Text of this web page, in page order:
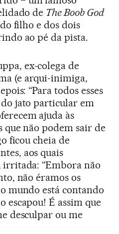
de The Boob God
filho e dos dois
ao pé da pista.
ex-colega de
(e arqui-inimiga,
“Para todos esses
jato particular em
ajuda às
que não podem sair de
ficou cheia de
aos quais
“Embora não
não éramos os
mundo está contando
escapou! É assim que
desculpar ou me